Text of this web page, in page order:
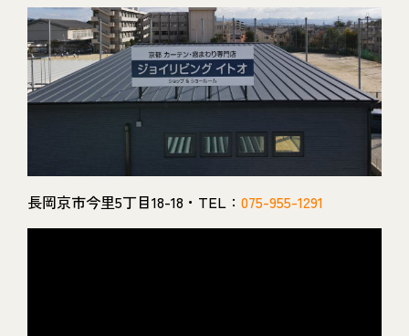
長岡京市今里5丁目18-18・TEL： 075-955-1291